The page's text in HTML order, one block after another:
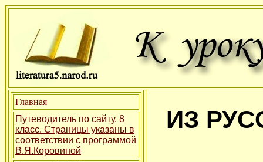
Главная
Путеводитель по сайту. 8
класс. Страницы указаны в
соответствии с программой
В.Я.Коровиной
ИЗ